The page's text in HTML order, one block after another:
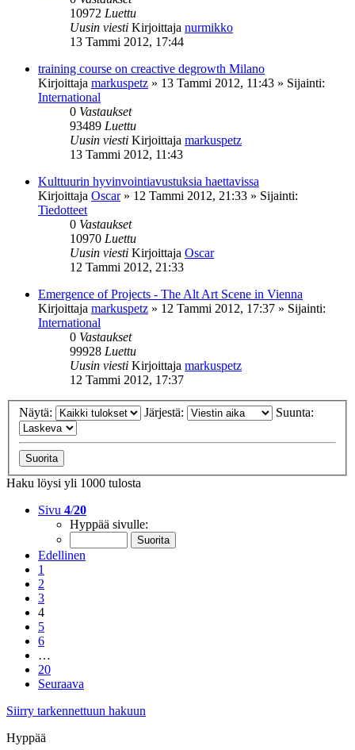
10972 Luettu
Uusin viesti Kirjoittaja nurmikko
13 Tammi 2012, 17:44
training course on creactive degrowth Milano
Kirjoittaja markuspetz » 13 Tammi 2012, 11:43 » Sijainti:
International
0 Vastaukset
93489 Luettu
Uusin viesti Kirjoittaja markuspetz
13 Tammi 2012, 11:43
Kulttuurin hyvinvointiavustuksia haettavissa
Kirjoittaja Oscar» 12 Tammi 2012, 21:33 » Sijainti:
Tiedotteet
0 Vastaukset
10970 Luettu
Uusin viesti Kirjoittaja Oscar
12 Tammi 2012, 21:33
Emergence of Projects - The Alt Art Scene in Vienna
Kirjoittaja markuspetz » 12 Tammi 2012, 17:37 » Sijainti:
International
0 Vastaukset
99928 Luettu
Uusin viesti Kirjoittaja markuspetz
12 Tammi 2012, 17:37
Näytä: Järjestä: Suunta:
Haku löysi yli 1000 tulosta
Sivu 4/20
Hyppää sivulle:
Edellinen
1
2
3
4
5
6
…
20
Seuraava
Siirry tarkennettuun hakuun
Hyppää